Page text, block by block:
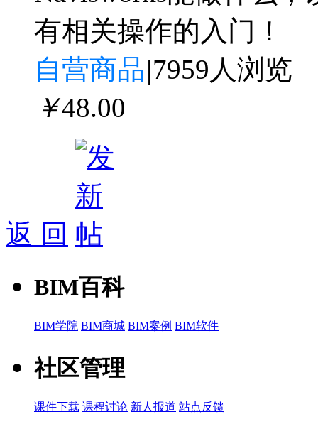
有相关操作的入门！
自营商品|7959人浏览
￥48.00
返 回
BIM百科
BIM学院 BIM商城 BIM案例 BIM软件
社区管理
课件下载 课程讨论 新人报道 站点反馈